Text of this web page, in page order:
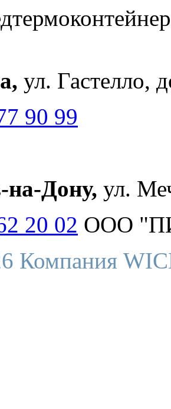
ул. Гастелло,
90 99
на-Дону, ул.
20 02 ООО
Компания